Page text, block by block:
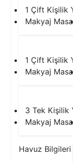
1 Çift Kişilik
Makyaj
1 Çift Kişilik
Makyaj
3 Tek Kişilik
Makyaj
Havuz Bilgileri